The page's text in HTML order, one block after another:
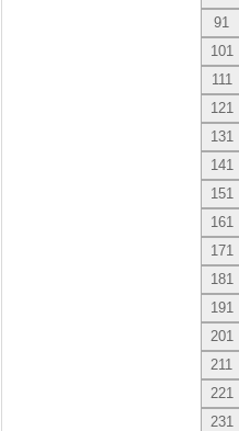
91
101
111
121
131
141
151
161
171
181
191
201
211
221
231